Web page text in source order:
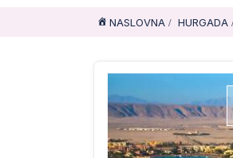
NASLOVNA HURGADA